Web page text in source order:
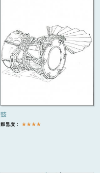
鼓
難易度： ★★★★